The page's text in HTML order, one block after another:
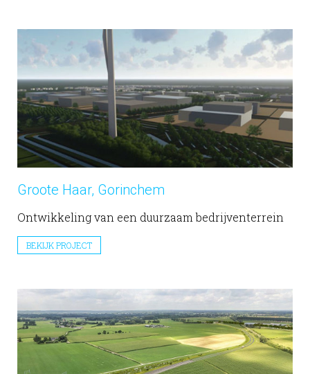
Groote Haar, Gorinchem
Ontwikkeling van een duurzaam bedrijventerrein
BEKIJK PROJECT